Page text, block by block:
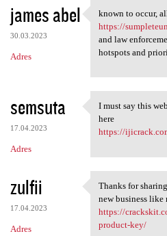
james abel
30.03.2023
Adres
known to
known to occur,
https://
and law
hotspots and
semsuta
17.04.2023
Adres
I must say this
I must say this
here
https://
zulfii
17.04.2023
Adres
Thanks for
Thanks for
new business like
https://
product-key/